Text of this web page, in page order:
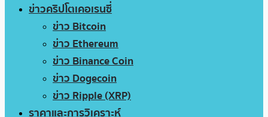
ข่าวคริปโตเคอเรนซี่
ข่าว Bitcoin
ข่าว Ethereum
ข่าว Binance Coin
ข่าว Dogecoin
ข่าว Ripple (XRP)
ราคาและการวิเคราะห์